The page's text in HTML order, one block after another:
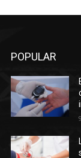
POPULAR